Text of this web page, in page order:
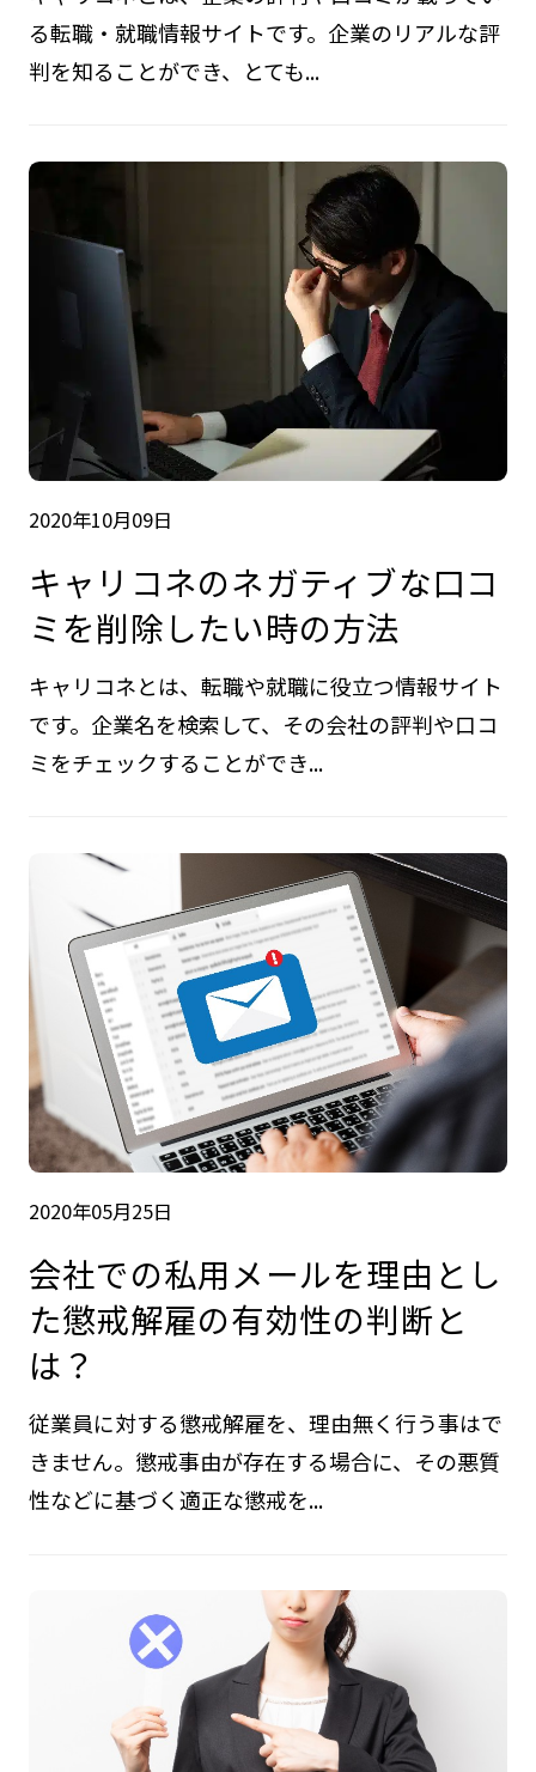
る転職・就職情報サイトです。企業のリアルな評
判を知ることができ、とても...
2020年10月09日
キャリコネのネガティブな口コ
ミを削除したい時の方法
キャリコネとは、転職や就職に役立つ情報サイト
です。企業名を検索して、その会社の評判や口コ
ミをチェックすることができ...
2020年05月25日
会社での私用メールを理由とし
た懲戒解雇の有効性の判断と
は？
従業員に対する懲戒解雇を、理由無く行う事はで
きません。懲戒事由が存在する場合に、その悪質
性などに基づく適正な懲戒を...